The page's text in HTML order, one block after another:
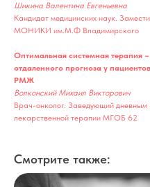
Шикина Валентина Евгеньевна
Кандидат медицинских наук.
МОНИКИ им.М.Ф Владимирского
Оптимальная системная терапия
отдаленного прогноза у
РМЖ
Волконский Михаил Викторович
Врач-онколог. Заведующий дневным
лекарственной терапии МГОБ 62
Смотрите также: